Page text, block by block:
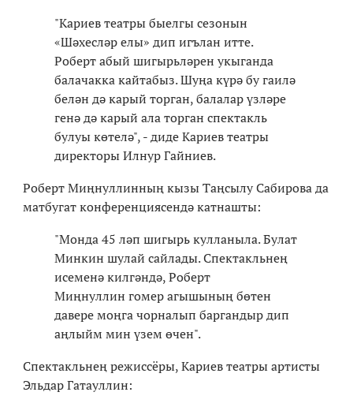
"Кариев театры быелгы сезонын
«Шәхесләр елы» дип игълан итте.
Роберт абый шигырьләрен укыганда
балачакка кайтабыз. Шуңа күрә бу гаилә
белән дә карый торган, балалар үзләре
генә дә карый ала торган спектакль
булуы көтелә", - диде Кариев театры
директоры Илнур Гайниев.
Роберт Миңнуллинның кызы Таңсылу Сабирова да
матбугат конференциясендә катнашты:
"Монда 45 ләп шигырь кулланыла. Булат
Минкин шулай сайлады. Спектакльнең
исеменә килгәндә, Роберт
Миңнуллин гомер агышының бөтен
давере моңга чорналып баргандыр дип
аңлыйм мин үзем өчен".
Спектакльнең режиссёры, Кариев театры артисты
Эльдар Гатауллин: